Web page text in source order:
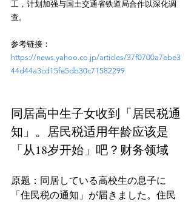
工，计划加强与国土交通省铁道局合作以深化调
查。
参考链接：
https://news.yahoo.co.jp/articles/37f0700a7ebe3
44d44a3cd15fe5db30c71582299
同居高中生子女收到「居民税通
知」。居民税适用年龄应该是
「从18岁开始」吧？财务领域
原题：同居している高校生の息子に
「住民税の通知」が届きました。住民